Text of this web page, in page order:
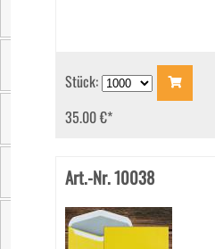
Verpackungseinheit
Klappenform
Grammatur
Innenfarbe
Stück:
35.00 €*
Art.-Nr. 10038